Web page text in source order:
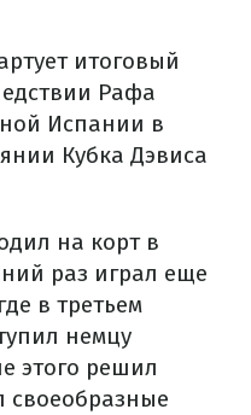
итоговый
Рафа
Испании в
Кубка Дэвиса
на корт в
раз играл еще
в третьем
немцу
этого решил
своеобразные